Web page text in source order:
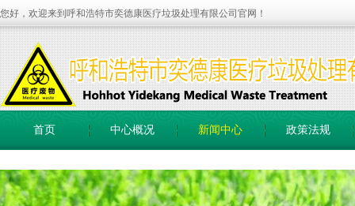
您好，欢迎来到呼和浩特市奕德康医疗垃圾处理有限公司官网！
首页 中心概况 新闻中心 政策法规